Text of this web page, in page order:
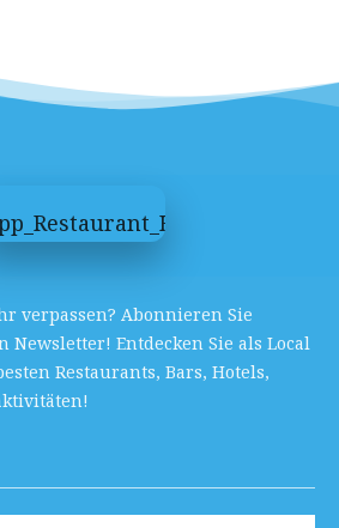
verpassen? Abonnieren Sie
Entdecken Sie als Local
Restaurants, Bars, Hotels,